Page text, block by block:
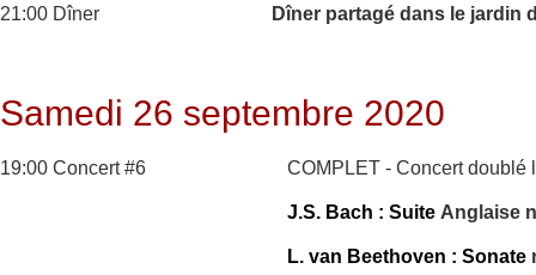
21:00 Dîner Dîner partagé dans le jardin
Samedi 26 septembre 2020
19:00 Concert #6 COMPLET - Concert doublé
J.S. Bach : Suite Anglaise
L. van Beethoven : Sonate